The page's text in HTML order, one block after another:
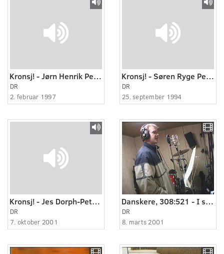
Kronsj! - Jørn Henrik Petersen.
DR
2. februar 1997
Kronsj! - Søren Ryge Petersen.
DR
25. september 1994
Kronsj! - Jes Dorph-Petersen.
DR
7. oktober 2001
Danskere, 308:521 - I studiet med Albatros.
DR
8. marts 2001